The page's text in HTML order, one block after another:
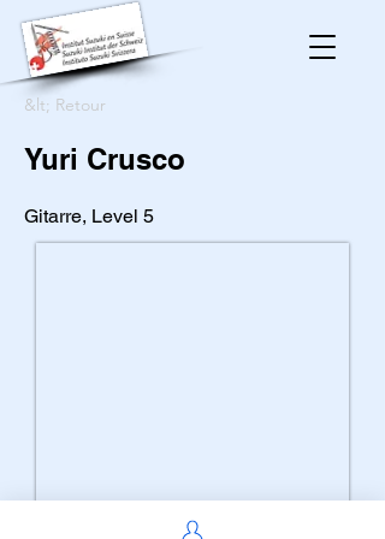
&lt; Retour
Yuri Crusco
Gitarre, Level 5